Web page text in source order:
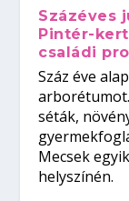
Százéves
Pintér-
családi
Száz éve
séták,
Mecsek
helyszínén.